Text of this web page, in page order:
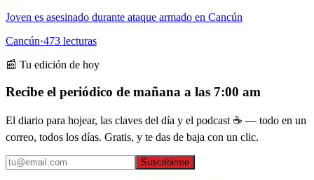
Joven es asesinado durante ataque armado en Cancún
Cancún·473 lecturas
📰 Tu edición de hoy
Recibe el periódico de mañana a las 7:00 am
El diario para hojear, las claves del día y el podcast ☕ — todo en un
correo, todos los días. Gratis, y te das de baja con un clic.
Suscribirme